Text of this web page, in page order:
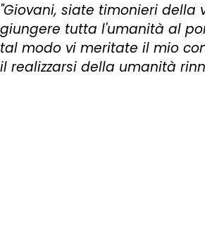
"Giovani, siate timonieri della
giungere tutta l'umanità al
tal modo vi meritate il mio
il realizzarsi della umanità